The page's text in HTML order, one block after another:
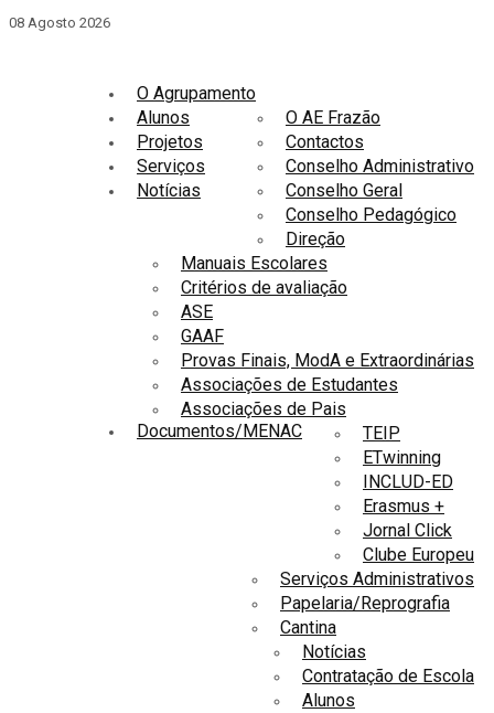
08 Agosto 2026
O Agrupamento
O AE Frazão
Contactos
Conselho Administrativo
Conselho Geral
Conselho Pedagógico
Direção
Alunos
Manuais Escolares
Critérios de avaliação
ASE
GAAF
Provas Finais, ModA e Extraordinárias
Associações de Estudantes
Associações de Pais
Projetos
TEIP
ETwinning
INCLUD-ED
Erasmus +
Jornal Click
Clube Europeu
Serviços
Serviços Administrativos
Papelaria/Reprografia
Cantina
Notícias
Notícias
Contratação de Escola
Alunos
Documentos/MENAC